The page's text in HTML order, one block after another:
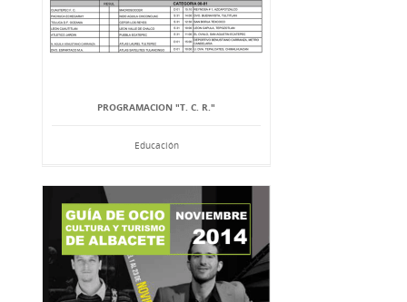
PROGRAMACION "T. C. R."
Educación